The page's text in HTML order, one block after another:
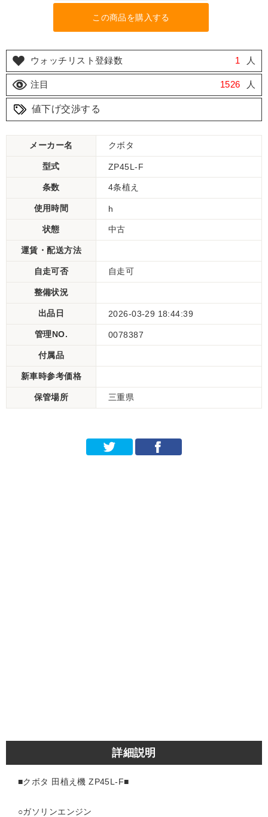
この商品を購入する
ウォッチリスト登録数 1 人
注目 1526 人
値下げ交渉する
メーカー名 クボタ
型式 ZP45L-F
条数 4条植え
使用時間 h
状態 中古
運賃・配送方法
自走可否 自走可
整備状況
出品日 2026-03-29 18:44:39
管理NO. 0078387
付属品
新車時参考価格
保管場所 三重県
詳細説明
■クボタ 田植え機 ZP45L-F■
○ガソリンエンジン